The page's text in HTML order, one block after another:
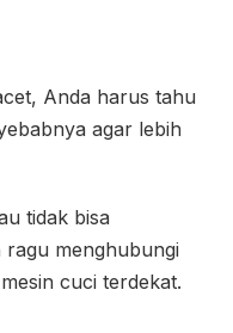
Anda harus tahu
agar lebih
tidak bisa
ragu menghubungi
cuci terdekat.